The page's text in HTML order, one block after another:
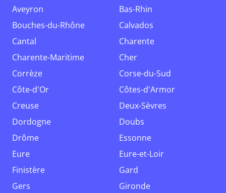
Aveyron
Bas-Rhin
Bouches-du-Rhône
Calvados
Cantal
Charente
Charente-Maritime
Cher
Corrèze
Corse-du-Sud
Côte-d'Or
Côtes-d'Armor
Creuse
Deux-Sèvres
Dordogne
Doubs
Drôme
Essonne
Eure
Eure-et-Loir
Finistère
Gard
Gers
Gironde